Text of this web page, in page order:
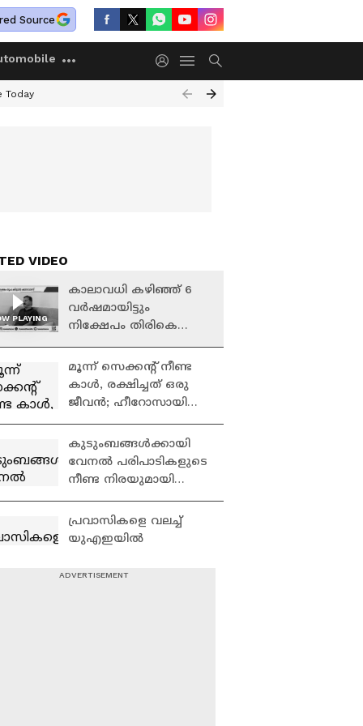
Source
Today
VIDEO
PLAYING
കാലാവധി കഴിഞ്ഞ് 6
വർഷമായിട്ടും
നിക്ഷേപം തിരികെ
ചെയ്യണമെന്നറിയാതെ
പ്രവാസി
മൂന്ന് സെക്കന്റ് നീണ്ട
കാൾ, രക്ഷിച്ചത് ഒരു
ജീവൻ; ഹീറോസായി
കുടുംബങ്ങൾക്കായി
വേനൽ പരിപാടികളുടെ
നീണ്ട നിരയുമായി
പ്രവാസികളെ വലച്ച്
യുഎഇയിൽ
ഹ്യുമിഡിറ്റിയും